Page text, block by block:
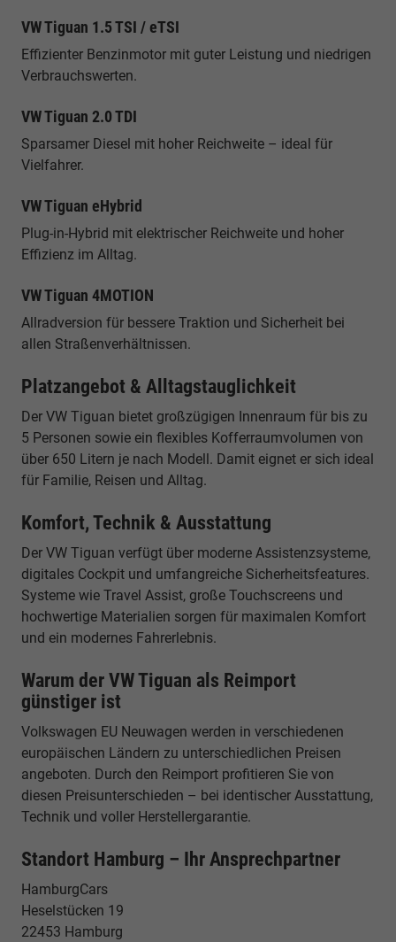
VW Tiguan 1.5 TSI / eTSI
Effizienter Benzinmotor mit guter Leistung und niedrigen
Verbrauchswerten.
VW Tiguan 2.0 TDI
Sparsamer Diesel mit hoher Reichweite – ideal für
Vielfahrer.
VW Tiguan eHybrid
Plug-in-Hybrid mit elektrischer Reichweite und hoher
Effizienz im Alltag.
VW Tiguan 4MOTION
Allradversion für bessere Traktion und Sicherheit bei
allen Straßenverhältnissen.
Platzangebot & Alltagstauglichkeit
Der VW Tiguan bietet großzügigen Innenraum für bis zu
5 Personen sowie ein flexibles Kofferraumvolumen von
über 650 Litern je nach Modell. Damit eignet er sich ideal
für Familie, Reisen und Alltag.
Komfort, Technik & Ausstattung
Der VW Tiguan verfügt über moderne Assistenzsysteme,
digitales Cockpit und umfangreiche Sicherheitsfeatures.
Systeme wie Travel Assist, große Touchscreens und
hochwertige Materialien sorgen für maximalen Komfort
und ein modernes Fahrerlebnis.
Warum der VW Tiguan als Reimport
günstiger ist
Volkswagen EU Neuwagen werden in verschiedenen
europäischen Ländern zu unterschiedlichen Preisen
angeboten. Durch den Reimport profitieren Sie von
diesen Preisunterschieden – bei identischer Ausstattung,
Technik und voller Herstellergarantie.
Standort Hamburg – Ihr Ansprechpartner
HamburgCars
Heselstücken 19
22453 Hamburg